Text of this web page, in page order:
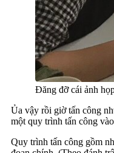
Đăng đỡ cái ảnh
Ủa vậy rồi giờ tấn công
một quy trình tấn công
Quy trình tấn công gồm